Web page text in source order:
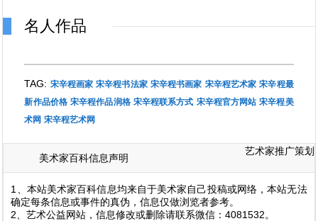
名人作品
TAG: 宋辛程画家 宋辛程书法家 宋辛程书画家 宋辛程艺术家 宋辛程最
新作品价格 宋辛程作品润格 宋辛程联系方式 宋辛程官方网站 宋辛程美
术网 宋辛程艺术网
美术家百科信息声明
艺术家推广策划
1、本站美术家百科信息均来自于美术家自己投稿或网络，本站无法
确定每条信息或事件的真伪，信息仅做浏览者参考。
2、艺术公益网站，信息修改或删除请联系微信：4081532。